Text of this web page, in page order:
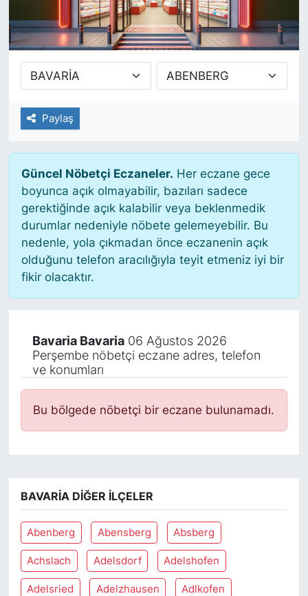
Paylaş
Güncel Nöbetçi Eczaneler. Her eczane gece
boyunca açık olmayabilir, bazıları sadece
gerektiğinde açık kalabilir veya beklenmedik
durumlar nedeniyle nöbete gelemeyebilir. Bu
nedenle, yola çıkmadan önce eczanenin açık
olduğunu telefon aracılığıyla teyit etmeniz iyi bir
fikir olacaktır.
Bavaria Bavaria06 Ağustos 2026
Perşembe nöbetçi eczane adres, telefon
ve konumları
Bu bölgede nöbetçi bir eczane bulunamadı.
BAVARIA DIĞER İLÇELER
Abenberg Abensberg Absberg
Achslach Adelsdorf Adelshofen
Adelsried Adelzhausen Adlkofen
SİYASET
SAĞLIK